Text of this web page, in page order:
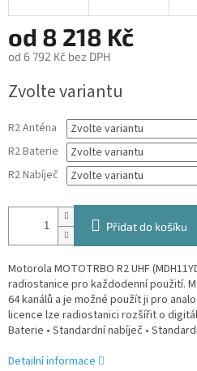
od 8 218 Kč
od 6 792 Kč bez DPH
cena:
Zvolte variantu
R2 Anténa
R2 Baterie
R2 Nabíječ
Přidat do košíku
Motorola MOTOTRBO R2 UHF
radiostanice pro každodenní použití.
64 kanálů a je možné použít ji pro
licence lze radiostanici rozšířit o
Baterie • Standardní nabíječ •
Detailní informace